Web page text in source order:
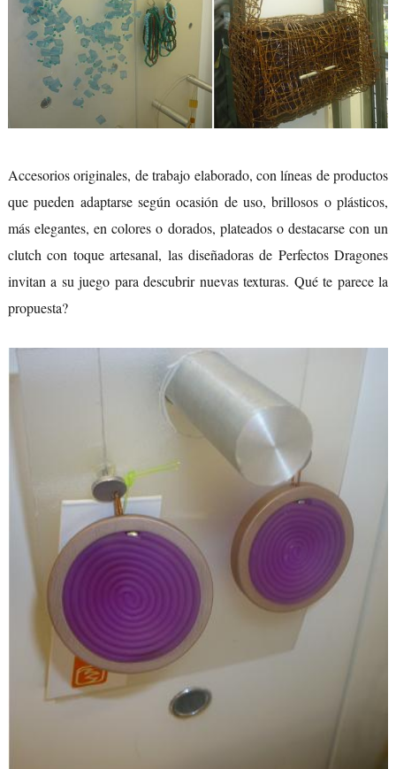
Accesorios originales, de trabajo elaborado, con líneas de productos
que pueden adaptarse según ocasión de uso, brillosos o plásticos,
más elegantes, en colores o dorados, plateados o destacarse con un
clutch con toque artesanal, las diseñadoras de Perfectos Dragones
invitan a su juego para descubrir nuevas texturas. Qué te parece la
propuesta?